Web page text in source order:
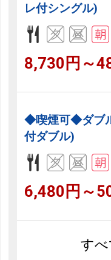
レ付シングル)
8,730円～
◆喫煙可◆ダブ
付ダブル)
6,480円～
すべ